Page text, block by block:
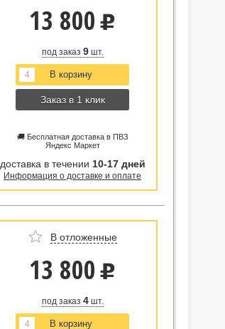
13 800 u
под заказ 9шт.
Заказ в 1 клик
🚚 Бесплатная доставка в ПВЗ
Яндекс Маркет
доставка в течении 10-17 дней
Информация о доставке и оплате
В отложенные
13 800 u
под заказ 4шт.